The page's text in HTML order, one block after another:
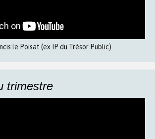
le Poisat (ex IP du Trésor Public)
trimestre